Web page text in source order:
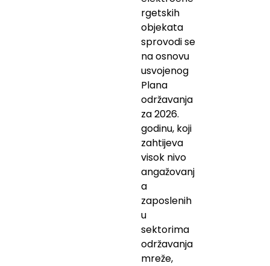
rgetskih
objekata
sprovodi se
na osnovu
usvojenog
Plana
održavanja
za 2026.
godinu, koji
zahtijeva
visok nivo
angažovanj
a
zaposlenih
u
sektorima
održavanja
mreže,